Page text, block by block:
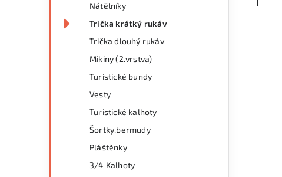
Nátělníky
Trička krátký rukáv
Trička dlouhý rukáv
Mikiny (2.vrstva)
Turistické bundy
Vesty
Turistické kalhoty
Šortky,bermudy
Pláštěnky
3/4 Kalhoty